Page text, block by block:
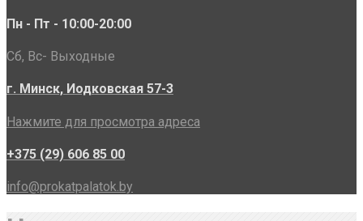
Пн - Пт - 10:00-20:00
Сб, Вс- Выходные
г. Минск, Иодковская 57-3
Нажмите для просмотра адреса
+375 (29) 606 85 00
info@prokatpalatok.by